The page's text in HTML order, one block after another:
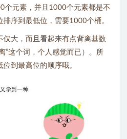
个元素，并且1000个元素都是不
排序到最低位，需要1000个桶。
仅大，而且看起来有点背离基数
”这个词，个人感觉而已）。所
到最高位的顺序哦。